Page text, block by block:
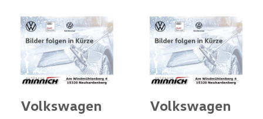
Volkswagen
Volkswagen